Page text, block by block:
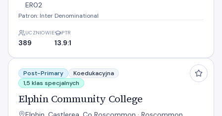
ER02
Patron: Inter Denominational
UCZNIOWIE
389
PTR
13.9:1
Elphin Community College
Post-Primary
Koedukacyjna
1,5 klas specjalnych
Elphin Community College